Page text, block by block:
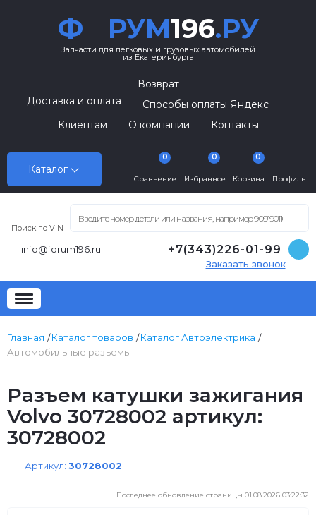
Ф РУМ196.РУ
Запчасти для легковых и грузовых автомобилей
из Екатеринбурга
Каталог
Возврат
Доставка и оплата
Способы оплаты Яндекс
Клиентам
О компании Контакты
Сравнение
0
Избранное
0
Корзина
0
Профиль
Поиск по VIN
info@forum196.ru +7(343)226-01-99
Заказать звонок
Главная Каталог товаров
Каталог Автоэлектрика
Автомобильные разъемы
Разъем катушки зажигания
Volvo 30728002 артикул:
30728002
Артикул: 30728002
Последнее обновление страницы 01.08.2026 03:22:32